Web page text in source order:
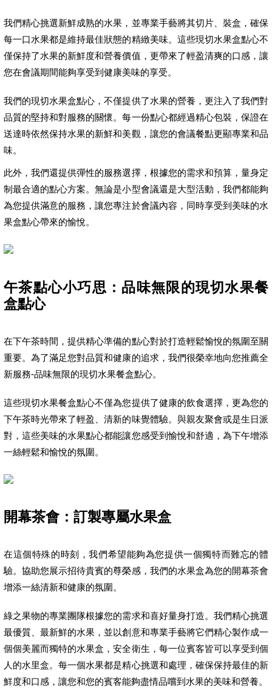
我們精心挑選新鮮成熟的水果，並專業手藝將其切片、裝盒，確保
每一口水果都是維持最佳狀態的精緻美味。這些現切水果盒點心不
僅保持了水果的新鮮度和營養價值，更帶來了輕盈清爽的口感，讓
您在會議期間能夠享受到健康美味的享受。
我們的現切水果盒點心，不僅提供了水果的營養，更注入了我們對
品質的堅持和對服務的關懷。每一份點心都經過精心包裝，保證在
送達時依然保持水果的新鮮和美觀，讓您的會議餐點更顯專業和品
味。
此外，我們還提供彈性的服務選擇，根據您的需求和預算，量身定
制最合適的點心方案。無論是小型會議還是大型活動，我們都能夠
為您提供滿意的服務，讓您專注於會議內容，同時享受到美味的水
果盒點心帶來的愉悅。
午茶點心小巧思：品味無限的現切水果餐
盒點心
在下午茶時間，提供精心準備的點心對於打造輕鬆愉悅的氛圍至關
重要。為了滿足您對品質和健康的追求，我們很榮幸地向您推薦全
新服務-品味無限的現切水果餐盒點心。
這些現切水果餐盒點心不僅為您提供了健康的飲食選擇，更為您的
下午茶時光帶來了輕盈、清新的味覺體驗。與親友聚會或是生日派
對，這些美味的水果點心都能讓您感受到愉悅和舒適，為下午增添
一絲輕鬆和愉悅的氛圍。
開幕茶會：訂製專屬水果盒
在這個特殊的時刻，我們希望能夠為您提供一個獨特而難忘的體
驗。協助您展示招待貴賓的尊榮感，我們的水果盒為您的開幕茶會
增添一絲清新和健康的氛圍。
綠之果物的專業團隊根據您的需求和喜好量身打造。我們精心挑選
最優質、最新鮮的水果，並以創意和專業手藝將它們精心製作成一
個個美麗而獨特的水果盒，安全衛生，每一位賓客皆可以享受到個
人的水里盒。每一個水果都是精心挑選和處理，確保保持最佳的新
鮮度和口感，讓您和您的賓客能夠盡情品嚐到水果的美味和營養。